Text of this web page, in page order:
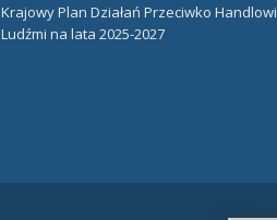
Krajowy Plan Działań Przeciwko Handlowi
Ludźmi na lata 2025-2027